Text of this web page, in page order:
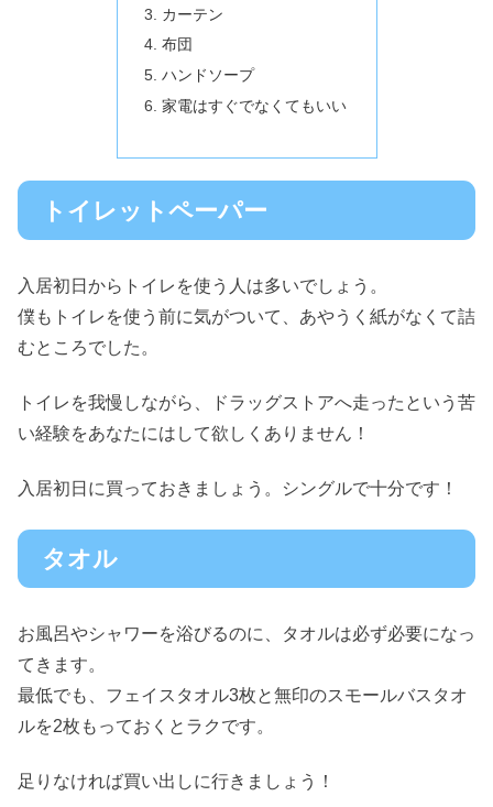
カーテン
布団
ハンドソープ
家電はすぐでなくてもいい
トイレットペーパー
入居初日からトイレを使う人は多いでしょう。
僕もトイレを使う前に気がついて、あやうく紙がなくて詰
むところでした。
トイレを我慢しながら、ドラッグストアへ走ったという苦
い経験をあなたにはして欲しくありません！
入居初日に買っておきましょう。シングルで十分です！
タオル
お風呂やシャワーを浴びるのに、タオルは必ず必要になっ
てきます。
最低でも、フェイスタオル3枚と無印のスモールバスタオ
ルを2枚もっておくとラクです。
足りなければ買い出しに行きましょう！